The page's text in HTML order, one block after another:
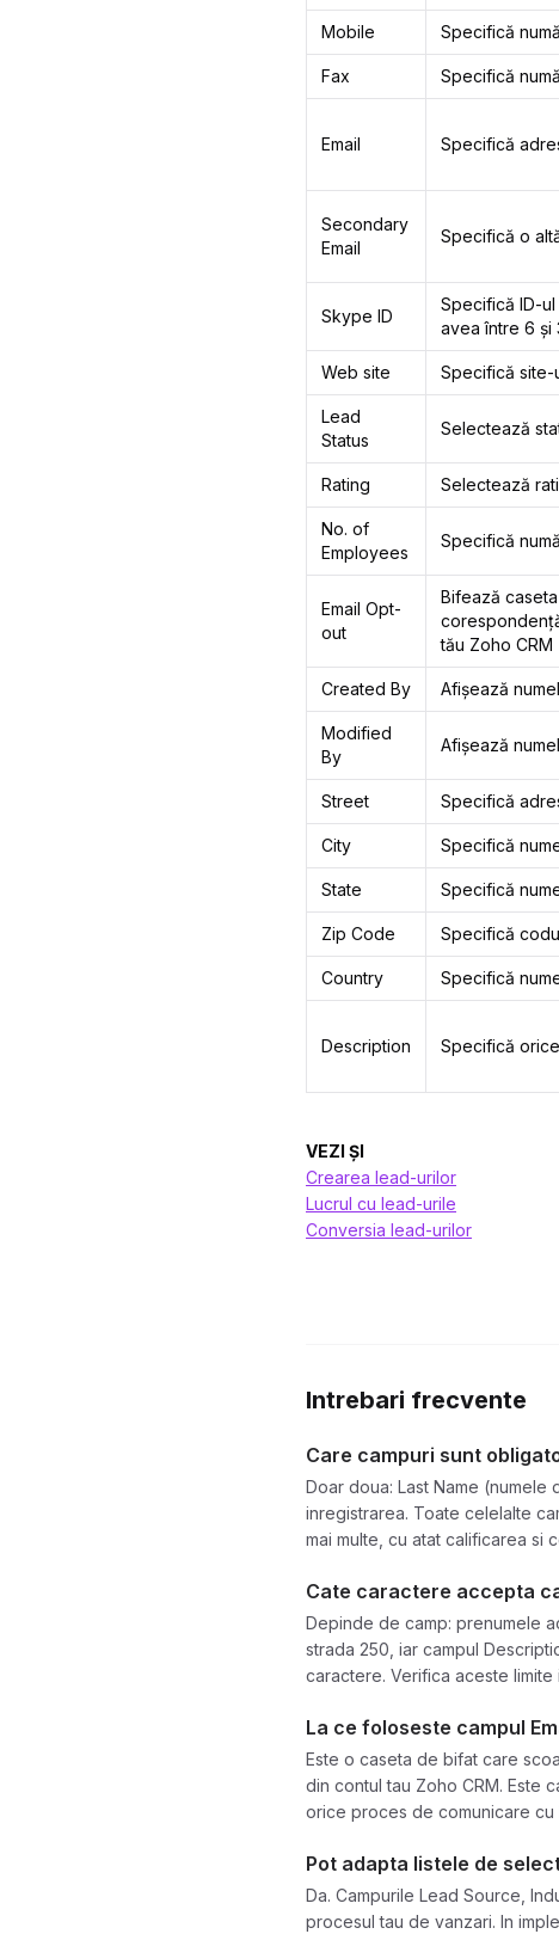
Mobile Specifică
Fax Specifică
Email Specifică
Secondary
Email
Specifică o
Skype ID
Specifică ID-
avea între 6 și
Web site Specifică site-
Lead
Status
Selectează
Rating Selectează
No. of
Employees
Specifică
Email Opt-
out
Bifează
tău Zoho CRM
Created By Afișează
Modified
By
Afișează
Street Specifică
City Specifică
State Specifică
Zip Code Specifică
Country Specifică
Description Specifică
VEZI ȘI
Crearea lead-urilor
Lucrul cu lead-urile
Conversia lead-urilor
Intrebari frecvente
Care campuri sunt
Doar doua: Last Name
inregistrarea. Toate celelalte
mai multe, cu atat calificarea si
Cate caractere accepta
Depinde de camp: prenumele
strada 250, iar campul
caractere. Verifica aceste
La ce foloseste campul
Este o caseta de bifat care
din contul tau Zoho CRM. Este
orice proces de comunicare cu
Pot adapta listele de
Da. Campurile Lead Source,
procesul tau de vanzari. In